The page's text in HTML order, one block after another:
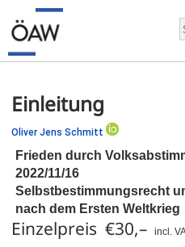
Einleitung
Oliver Jens Schmitt
Frieden durch
2022/11/16
Selbstbestimmungsrecht
nach dem Ersten Weltkrieg
Einzelpreis €30,– incl.